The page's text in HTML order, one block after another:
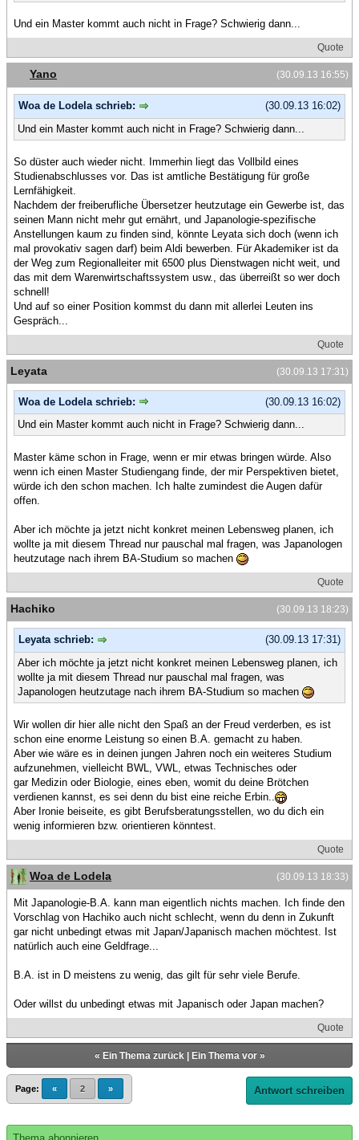
Und ein Master kommt auch nicht in Frage? Schwierig dann...
Quote
(30.09.13 16:55)
Yano
(30.09.13 16:02)
Woa de Lodela schrieb:
Und ein Master kommt auch nicht in Frage? Schwierig dann...
So düster auch wieder nicht. Immerhin liegt das Vollbild eines
Studienabschlusses vor. Das ist amtliche Bestätigung für große
Lernfähigkeit.
Nachdem der freiberufliche Übersetzer heutzutage ein Gewerbe ist, das
seinen Mann nicht mehr gut ernährt, und Japanologie-spezifische
Anstellungen kaum zu finden sind, könnte Leyata sich doch (wenn ich
mal provokativ sagen darf) beim Aldi bewerben. Für Akademiker ist da
der Weg zum Regionalleiter mit 6500 plus Dienstwagen nicht weit, und
das mit dem Warenwirtschaftssystem usw., das überreißt so wer doch
schnell!
Und auf so einer Position kommst du dann mit allerlei Leuten ins
Gespräch...
Quote
(30.09.13 17:31)
Leyata
(30.09.13 16:02)
Woa de Lodela schrieb:
Und ein Master kommt auch nicht in Frage? Schwierig dann...
Master käme schon in Frage, wenn er mir etwas bringen würde. Also
wenn ich einen Master Studiengang finde, der mir Perspektiven bietet,
würde ich den schon machen. Ich halte zumindest die Augen dafür
offen.
Aber ich möchte ja jetzt nicht konkret meinen Lebensweg planen, ich
wollte ja mit diesem Thread nur pauschal mal fragen, was Japanologen
heutzutage nach ihrem BA-Studium so machen
Quote
(30.09.13 18:23)
Hachiko
(30.09.13 17:31)
Leyata schrieb:
Aber ich möchte ja jetzt nicht konkret meinen Lebensweg planen, ich
wollte ja mit diesem Thread nur pauschal mal fragen, was
Japanologen heutzutage nach ihrem BA-Studium so machen
Wir wollen dir hier alle nicht den Spaß an der Freud verderben, es ist
schon eine enorme Leistung so einen B.A. gemacht zu haben.
Aber wie wäre es in deinen jungen Jahren noch ein weiteres Studium
aufzunehmen, vielleicht BWL, VWL, etwas Technisches oder
gar Medizin oder Biologie, eines eben, womit du deine Brötchen
verdienen kannst, es sei denn du bist eine reiche Erbin..
Aber Ironie beiseite, es gibt Berufsberatungsstellen, wo du dich ein
wenig informieren bzw. orientieren könntest.
Quote
(30.09.13 18:33)
Woa de Lodela
Mit Japanologie-B.A. kann man eigentlich nichts machen. Ich finde den
Vorschlag von Hachiko auch nicht schlecht, wenn du denn in Zukunft
gar nicht unbedingt etwas mit Japan/Japanisch machen möchtest. Ist
natürlich auch eine Geldfrage...
B.A. ist in D meistens zu wenig, das gilt für sehr viele Berufe.
Oder willst du unbedingt etwas mit Japanisch oder Japan machen?
Quote
« Ein Thema zurück| Ein Thema vor»
Page: « 2 » Antwort schreiben